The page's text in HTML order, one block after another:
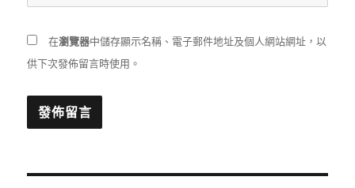
在瀏覽器中儲存顯示名稱、電子郵件地址及個人網站網址，以
供下次發佈留言時使用。